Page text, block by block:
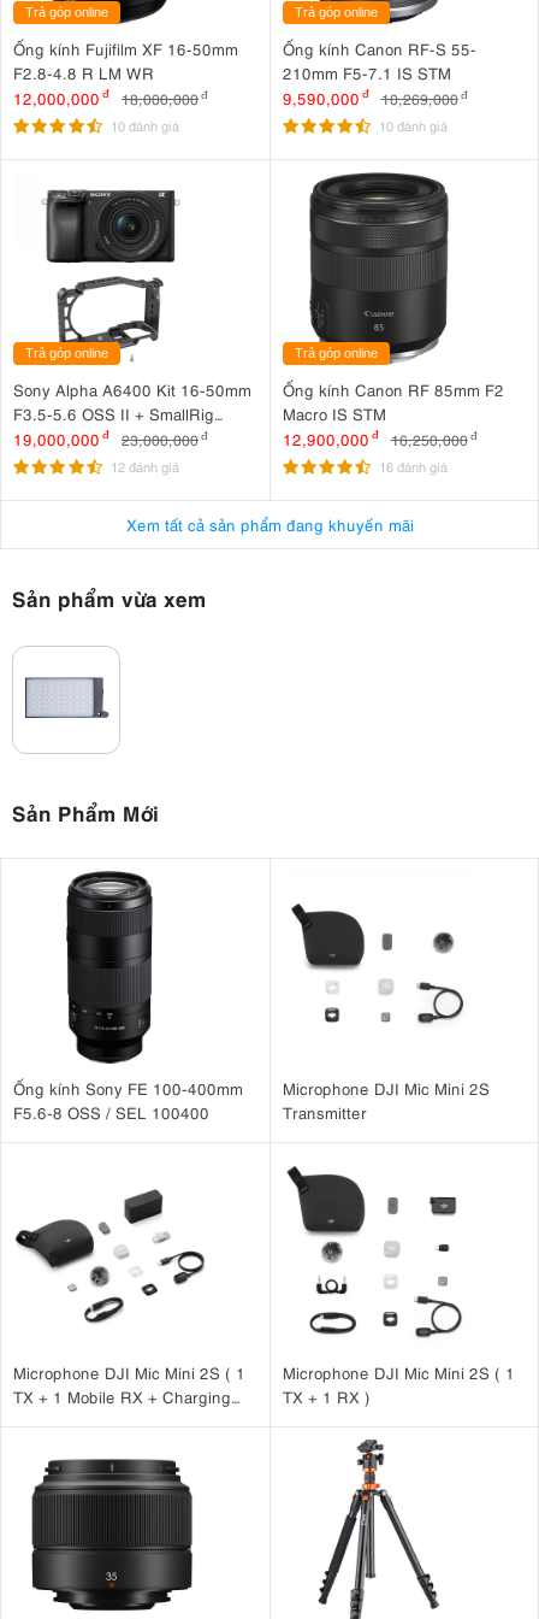
Đèn
được trang bị màn hình LCD trực quan ở mặt sau, hiển thị đầy
đủ các thông số hoạt động. Hệ thống núm xoay và nút điều khiển vật
lý giúp người dùng nhanh chóng thay đổi chế độ và tinh chỉnh ánh
sáng một cách chính xác.
phép gắn đèn lên máy ảnh, tripod, gimbal hoặc các phụ kiện hỗ trợ
khác một cách linh hoạt.
2. RGB 360° – Tự do sáng tạo màu sắc
Một trong những điểm nổi bật nhất của Godox M1 là khả năng tái tạo
đầy đủ 360 màu RGB. Người dùng có thể điều chỉnh:
Hue (H): 0 – 360°
Brightness: 0 – 100%
vụ nhiều phong cách hình ảnh từ hiện đại, điện ảnh cho đến nghệ
thuật. Đây là công cụ lý tưởng để tạo điểm nhấn màu sắc cho video,
ảnh chân dung hoặc các nội dung mạng xã hội.
3. Dải nhiệt độ màu rộng từ 2500K đến
8500K
Bên cạnh RGB, Godox M1 còn hoạt động như một đèn LED bi-color
chuyên nghiệp với dải nhiệt màu rộng từ 2500K đến 8500K. Người
dùng có thể chuyển đổi linh hoạt giữa ánh sáng vàng ấm và ánh sáng
trắng lạnh, phù hợp với nhiều môi trường ánh sáng khác nhau.
Khả năng này giúp M1 dễ dàng hòa trộn với ánh sáng tự nhiên hoặc
hệ thống đèn sẵn có trong studio, đảm bảo sự đồng nhất về màu sắc
trong khung hình.
4. Chất lượng ánh sáng chuyên nghiệp CRI
97 – TLCI 97
Trả góp online
Ống kính Fujifilm XF 16-50mm
F2.8-4.8 R LM WR
12,000,000 đ 18,000,000đ
10 đánh giá
Trả góp online
Ống kính Canon RF-S 55-
210mm F5-7.1 IS STM
9,590,000 đ 10,269,000 đ
10 đánh giá
Trả góp online
Sony Alpha A6400 Kit 16-50mm
F3.5-5.6 OSS II + SmallRig
Cage for Sony A6500, A6400,
A6300, A6100 CCS2310C
19,000,000 đ 23,000,000đ
12 đánh giá
Trả góp online
Ống kính Canon RF 85mm F2
Macro IS STM
12,900,000 đ 16,250,000 đ
16 đánh giá
Xem tất cả sản phẩm đang khuyến mãi
Sản phẩm vừa xem
Sản Phẩm Mới
Ống kính Sony FE 100-400mm
F5.6-8 OSS / SEL 100400
Microphone DJI Mic Mini 2S
Transmitter
Microphone DJI Mic Mini 2S ( 1
TX + 1 Mobile RX + Charging
Microphone DJI Mic Mini 2S ( 1
TX + 1 RX )